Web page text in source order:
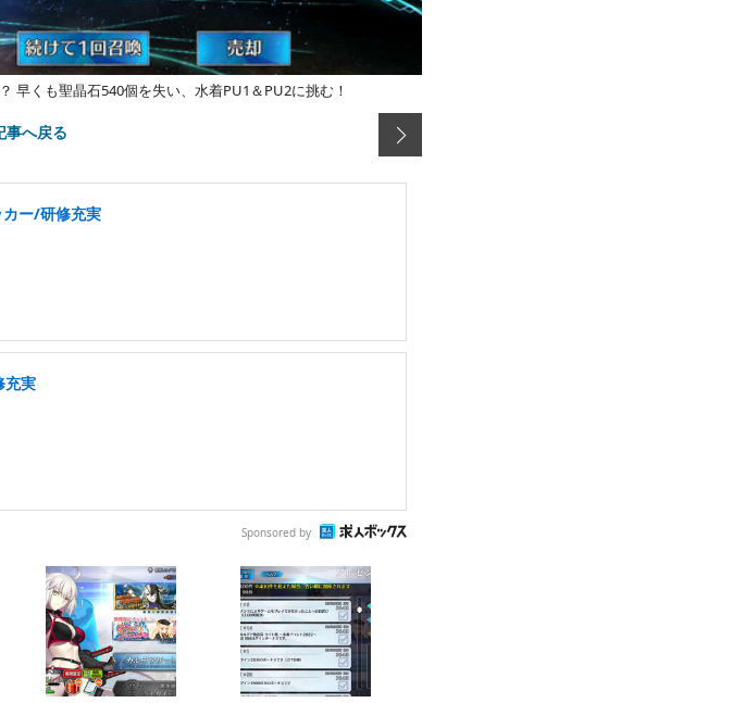
早くも聖晶石540個を失い、水着PU1＆PU2に挑む！
事へ戻る
カー/研修充実
充実
Sponsored by